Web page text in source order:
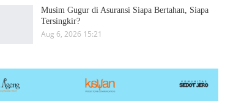
Musim Gugur di Asuransi Siapa Bertahan, Siapa
Tersingkir?
Aug 6, 2026 15:21